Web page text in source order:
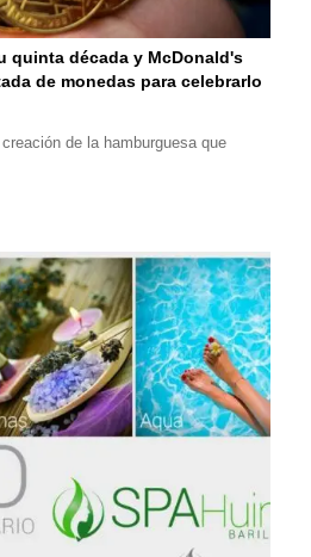
quinta década y McDonald's
de monedas para celebrarlo
de la hamburguesa que